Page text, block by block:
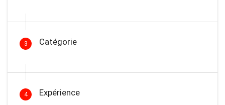
3 Catégorie
4 Expérience